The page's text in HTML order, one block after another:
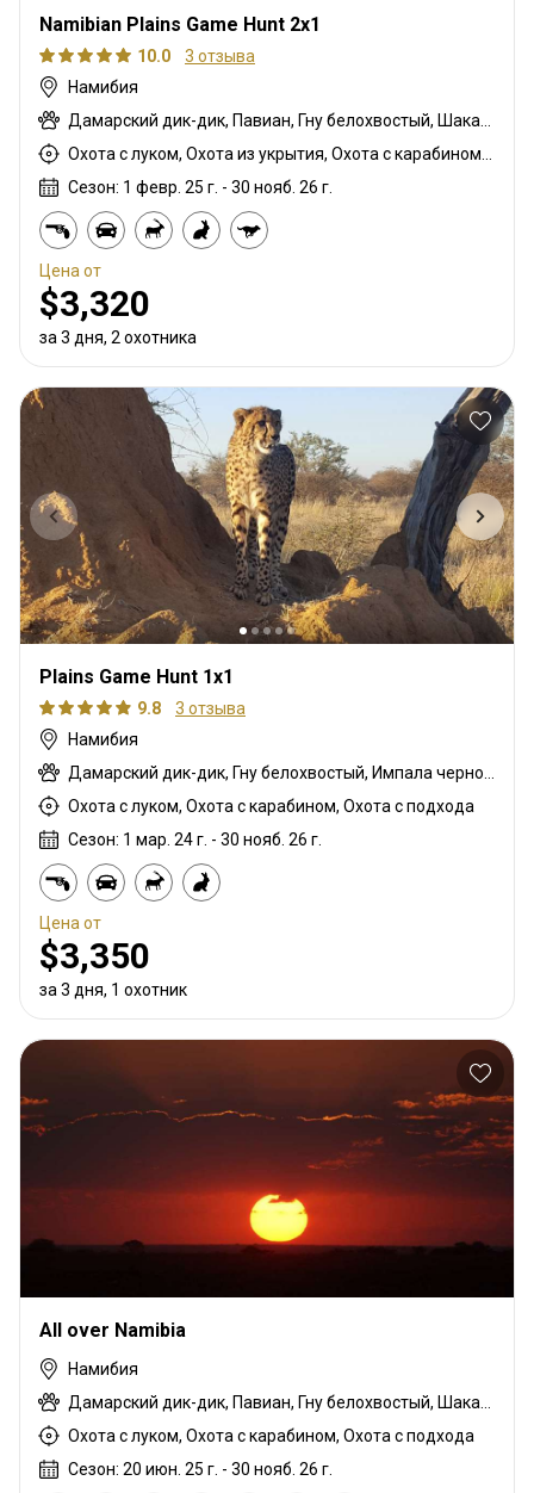
Namibian Plains Game Hunt 2x1
10.0
3 отзыва
Намибия
Сезон: 1 февр. 25 г. - 30 нояб. 26 г.
Цена от
$3,320
за 3 дня, 2 охотника
Plains Game Hunt 1x1
9.8
3 отзыва
Намибия
Дамарский дик-дик, Гну белохвостый, Импала черномордая, Гну голубой, Зебра саванная (Бурчеллова), Зебра горная капская, Блесбок, Дукер кустарниковый, Спрингбок, Иланд, Жираф, Бубал, Импала, Куду, Орикс, Стенбок, Бородавочник, Козёл водный
Охота с луком, Охота с карабином, Охота с подхода
Сезон: 1 мар. 24 г. - 30 нояб. 26 г.
Цена от
$3,350
за 3 дня, 1 охотник
All over Namibia
Намибия
Охота с луком, Охота с карабином, Охота с подхода
Сезон: 20 июн. 25 г. - 30 нояб. 26 г.